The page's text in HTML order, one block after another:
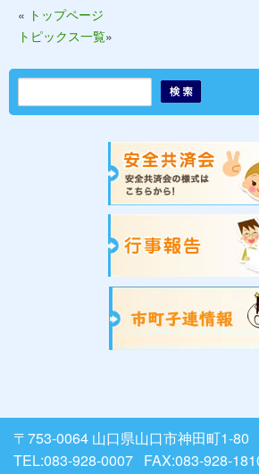
« トップページ
トピックス一覧»
〒753-0064 山口県山口市神田町1-
TEL:083-928-0007 FAX:083-928-